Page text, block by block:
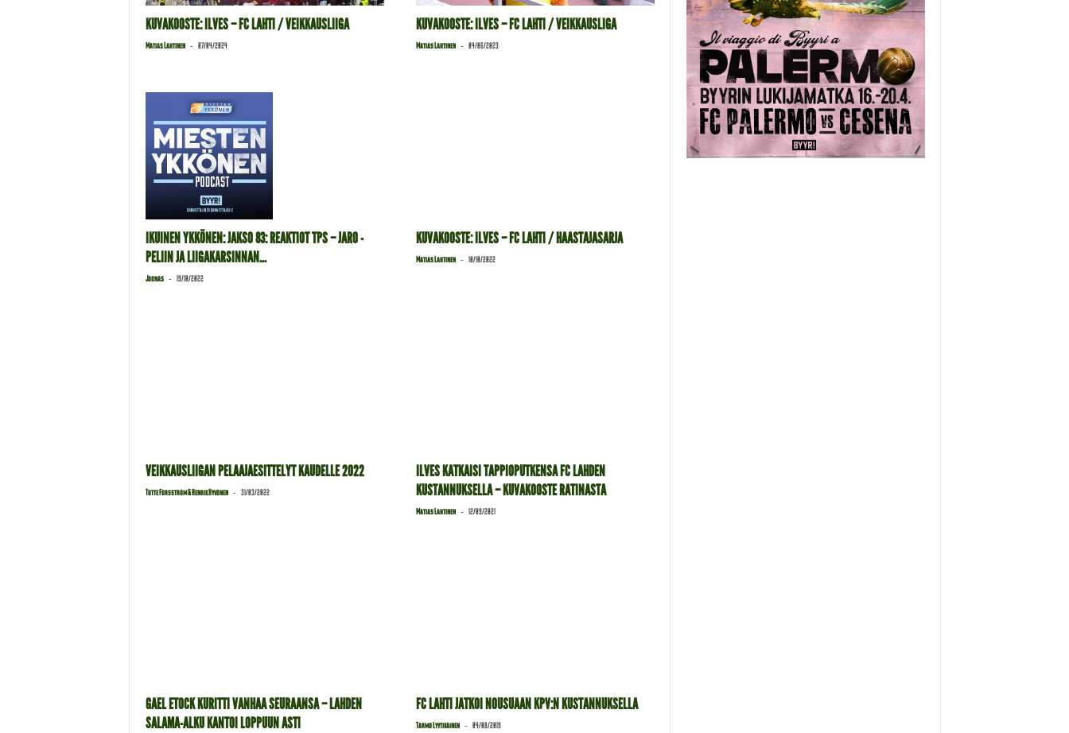
KUVAKOOSTE: ILVES – FC LAHTI / VEIKKAUSLIIGA
Matias Lahtinen - 07/04/2024
KUVAKOOSTE: ILVES – FC LAHTI / VEIKKAUSLIGA
Matias Lahtinen - 04/06/2023
IKUINEN YKKÖNEN: JAKSO 83: REAKTIOT TPS – JARO -
PELIIN JA LIIGAKARSINNAN...
Joonas - 19/10/2022
KUVAKOOSTE: ILVES – FC LAHTI / HAASTAJASARJA
Matias Lahtinen - 10/10/2022
VEIKKAUSLIIGAN PELAAJAESITTELYT KAUDELLE 2022
Totte Forsström & Henrik Hyvönen - 31/03/2022
ILVES KATKAISI TAPPIOPUTKENSA FC LAHDEN
KUSTANNUKSELLA – KUVAKOOSTE RATINASTA
Matias Lahtinen - 12/09/2021
GAEL ETOCK KURITTI VANHAA SEURAANSA – LAHDEN
SALAMA-ALKU KANTOI LOPPUUN ASTI
FC LAHTI JATKOI NOUSUAAN KPV:N KUSTANNUKSELLA
Tarmo Lyytikäinen - 04/08/2019